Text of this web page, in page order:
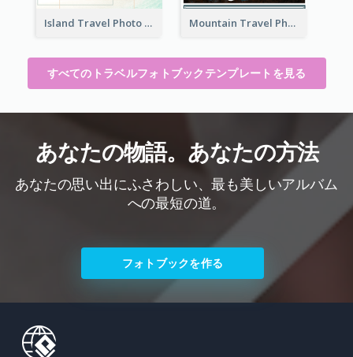
Island Travel Photo Book Mountain Travel Photo Book
すべてのトラベルフォトブックテンプレートを見る
あなたの物語。あなたの方法
あなたの思い出にふさわしい、最も美しいアルバム
への最短の道。
フォトブックを作る